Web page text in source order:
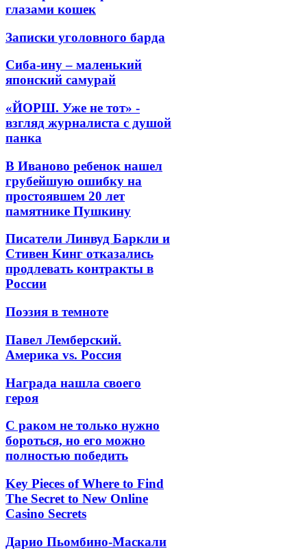
глазами кошек
Записки уголовного барда
Сиба-ину – маленький
японский самурай
«ЙОРШ. Уже не тот» -
взгляд журналиста с душой
панка
В Иваново ребенок нашел
грубейшую ошибку на
простоявшем 20 лет
памятнике Пушкину
Писатели Линвуд Баркли и
Стивен Кинг отказались
продлевать контракты в
России
Поэзия в темноте
Павел Лемберский.
Америка vs. Россия
Награда нашла своего
героя
С раком не только нужно
бороться, но его можно
полностью победить
Key Pieces of Where to Find
The Secret to New Online
Casino Secrets
Дарио Пьомбино-Маскали